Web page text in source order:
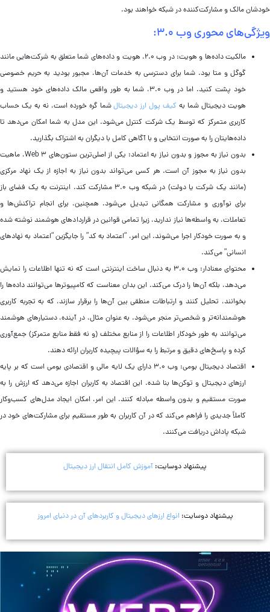
مالک و مشارکت‌کننده در شبکه خواهند بود.
محوری وب ۳.۰:
مالکیت داده‌ها و هویت: در وب ۲.۰، هویت و داده‌های شما متعلق به شرکت‌هایی مانند
گوگل و متا بود. شما برای دسترسی به خدمات آن‌ها، مجبور بودید به حریم خصوصی
خود پشت کنید. اما در وب ۳.۰، شما به طور واقعی مالک داده‌های خود هستید و
هویت دیجیتال شما بهکیف پول ارز دیجیتالشما گره خورده است، نه به یک حساب
کاربری متمرکز که توسط یک شرکت کنترل می‌شود. این مدل به شما امکان می‌دهد تا
داده‌هایتان را به صورت انتخابی و با آگاهی کامل با دیگران به اشتراک بگذارید.
بدون نیاز به مجوز و بدون نیاز به اعتماد: یکی از اصلی‌ترین ستون‌های Web 3، ماهیت
بدون نیاز به مجوز آن است. هر کسی می‌تواند بدون نیاز به اجازه از یک نهاد مرکزی
(مانند یک شرکت یا دولت) در شبکه وب ۳.۰ مشارکت کند. اینترنت به یک فضای باز
برای نوآوری و مشارکت همگانی تبدیل می‌شود. همچنین، برای انجام تراکنش‌ها و
تعاملات، به واسطه‌ها نیاز ندارید، زیرا تمامی قوانین در قراردادهای هوشمند نوشته شده
و به صورت خودکار اجرا می‌شوند. این امر، “اعتماد به کد” را جایگزین “اعتماد به نهادهای
انسانی” می‌کند.
محتوای معنادار: وب ۳.۰ به دنبال ساخت اینترنتی است که نه تنها اطلاعات را نمایش
می‌دهد، بلکه آن‌ها را درک می‌کند. این بدان معناست که کامپیوترها می‌توانند داده‌ها را
بخوانند، تحلیل کنند و ارتباطات منطقی بین آن‌ها را برقرار سازند، که به تجربه کاربری
هوشمندانه‌تر و شخصی‌تر منجر می‌شود. به عنوان مثال، در آینده، دستیارهای هوشمند
می‌توانند به طور خودکار اطلاعات را از منابع مختلف (و نه فقط منابع متمرکز) جمع‌آوری
کرده و پاسخ‌های دقیق و مرتبط را به سؤالات پیچیده کاربران ارائه دهند.
اقتصاد دیجیتال بومی: وب ۳.۰ دارای یک لایه مالی و اقتصادی بومی است که بر پایه
ارزهای دیجیتال و توکن‌ها بنا شده. این اقتصاد به کاربران اجازه می‌دهد که ارزش را به
صورت مستقیم و بدون واسطه مبادله کنند. این امر، امکان ایجاد مدل‌های کسب‌وکار
کاملاً جدیدی را فراهم می‌کند که در آن کاربران به طور مستقیم برای مشارکت‌های خود در
شبکه پاداش دریافت می‌کنند.
پیشنهاد دوسایت:آموزش کامل انتقال ارز دیجیتال
پیشنهاد دوسایت:انواع ارزهای دیجیتال و کاربردهای آن در دنیای امروز